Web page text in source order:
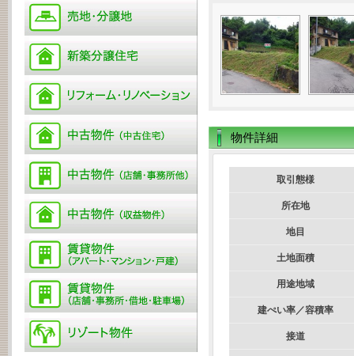
物件詳細
取引態様
所在地
地目
土地面積
用途地域
建ぺい率／容積率
接道